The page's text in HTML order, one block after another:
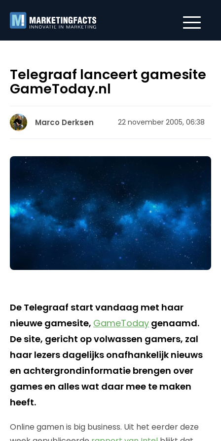
Telegraaf lanceert gamesite
GameToday.nl
Marco Derksen 22 november 2005, 06:38
De Telegraaf start vandaag met haar
nieuwe gamesite, GameToday genaamd.
De site, gericht op volwassen gamers, zal
haar lezers dagelijks onafhankelijk nieuws
en achtergrondinformatie brengen over
games en alles wat daar mee te maken
heeft.
Online gamen is big business. Uit het eerder deze